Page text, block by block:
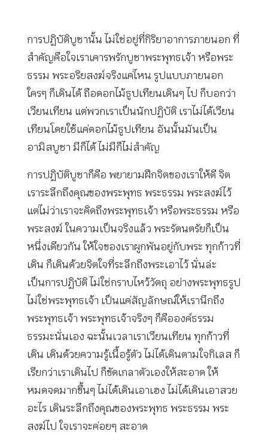
การปฏิบัติบูชานั้น ไม่ใช่อยู่ที่กิริยาอาการภายนอก ที่
สำคัญคือใจเราเคารพรักบูชาพระพุทธเจ้า หรือพระ
ธรรม พระอริยสงฆ์จริงแค่ไหน รูปแบบภายนอก
ใครๆ ก็เดินได้ ถือดอกไม้ธูปเทียนเดินๆ ไป ก็บอกว่า
เวียนเทียน แต่พวกเราเป็นนักปฏิบัติ เราไม่ได้เวียน
เทียนโดยใช้แค่ดอกไม้ธูปเทียน อันนั้นมันเป็น
อามิสบูชา มีก็ได้ ไม่มีก็ไม่สำคัญ
การปฏิบัติบูชาก็คือ พยายามฝึกจิตของเราให้ดี จิต
เราระลึกถึงคุณของพระพุทธ พระธรรม พระสงฆ์ไว้
แต่ไม่ว่าเราจะคิดถึงพระพุทธเจ้า หรือพระธรรม หรือ
พระสงฆ์ ในความเป็นจริงแล้ว พระรัตนตรัยก็เป็น
หนึ่งเดียวกัน ให้ใจของเราผูกพันอยู่กับพระ ทุกก้าวที่
เดิน ก็เดินด้วยจิตใจที่ระลึกถึงพระเอาไว้ นั่นล่ะ
เป็นการปฏิบัติ ไม่ใช่กราบไหว้วัตถุ อย่างพระพุทธรูป
ไม่ใช่พระพุทธเจ้า เป็นแค่สัญลักษณ์ให้เรานึกถึง
พระพุทธเจ้า พระพุทธเจ้าจริงๆ ก็คือองค์ธรรม
ธรรมะนั่นเอง ฉะนั้นเวลาเราเวียนเทียน ทุกก้าวที่
เดิน เดินด้วยความรู้เนื้อรู้ตัว ไม่ได้เดินตามใจกิเลส ก็
เรียกว่าเราเดินไป ก็ขัดเกลาตัวเองให้สะอาด ให้
หมดจดมากขึ้นๆ ไม่ได้เดินเอาเฮง ไม่ได้เดินเอาสวย
อะไร เดินระลึกถึงคุณของพระพุทธ พระธรรม พระ
สงฆ์ไป ใจเราจะค่อยๆ สะอาด